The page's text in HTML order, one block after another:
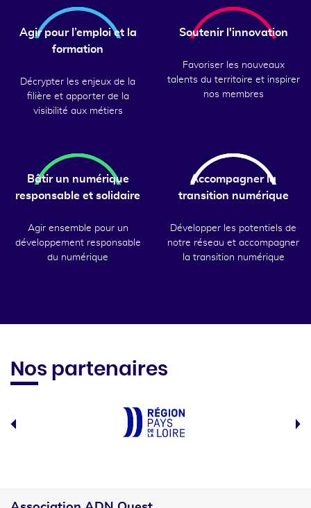
Agir pour l’emploi et la
formation
Décrypter les enjeux de la
filière et apporter de la
visibilité aux métiers
Soutenir l'innovation
Favoriser les nouveaux
talents du territoire et inspirer
nos membres
Bâtir un numérique
responsable et solidaire
Agir ensemble pour un
développement responsable
du numérique
Accompagner la
transition numérique
Développer les potentiels de
notre réseau et accompagner
la transition numérique
Nos partenaires